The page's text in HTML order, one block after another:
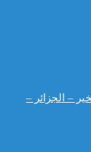
– الجزائر –